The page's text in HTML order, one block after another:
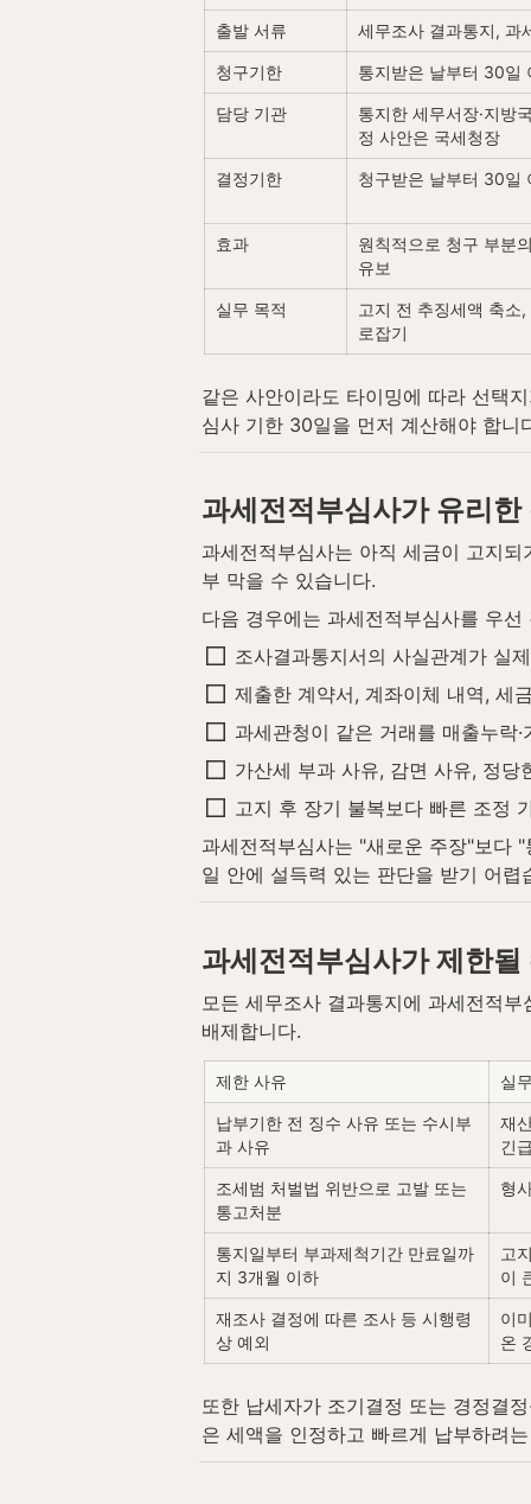
출발 서류 세무조사 결과통지, 과
청구기한 통지받은 날부터 30일
담당 기관
통지한 세무서장·지방
정 사안은 국세청장
결정기한 청구받은 날부터 30일
효과
원칙적으로 청구 부분
유보
실무 목적
고지 전 추징세액 축소
로잡기
같은 사안이라도 타이밍에 따라 선택
심사 기한 30일을 먼저 계산해야 합니
과세전적부심사가 유리한
과세전적부심사는 아직 세금이 고지
부 막을 수 있습니다.
다음 경우에는 과세전적부심사를 우선
조사결과통지서의 사실관계가 실
제출한 계약서, 계좌이체 내역, 세
과세관청이 같은 거래를 매출누락
가산세 부과 사유, 감면 사유, 정
고지 후 장기 불복보다 빠른 조정
과세전적부심사는 "새로운 주장"보다
일 안에 설득력 있는 판단을 받기 어렵
과세전적부심사가 제한될
모든 세무조사 결과통지에 과세전적
배제합니다.
제한 사유 실
납부기한 전 징수 사유 또는 수시부
과 사유
재
긴
조세범 처벌법 위반으로 고발 또는
통고처분
형
통지일부터 부과제척기간 만료일까
지 3개월 이하
고
이
재조사 결정에 따른 조사 등 시행령
상 예외
이
온
또한 납세자가 조기결정 또는 경정결
은 세액을 인정하고 빠르게 납부하려